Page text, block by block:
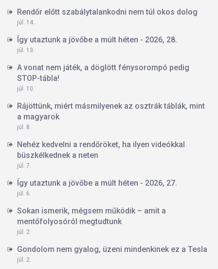
Rendőr előtt szabálytalankodni nem túl okos dolog
júl. 14.
Így utaztunk a jövőbe a múlt héten - 2026, 28.
júl. 13.
A vonat nem játék, a döglött fénysorompó pedig
STOP-tábla!
júl. 10.
Rájöttünk, miért másmilyenek az osztrák táblák, mint
a magyarok
júl. 8.
Nehéz kedvelni a rendőröket, ha ilyen videókkal
büszkélkednek a neten
júl. 7.
Így utaztunk a jövőbe a múlt héten - 2026, 27.
júl. 6.
Sokan ismerik, mégsem működik – amit a
mentőfolyosóról megtudtunk
júl. 2.
Gondolom nem gyalog, üzeni mindenkinek ez a Tesla
júl. 2.